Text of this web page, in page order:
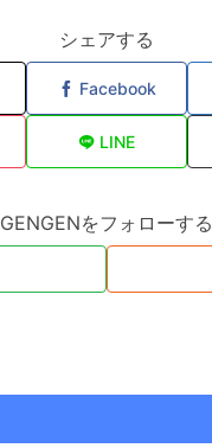
シェアする
Facebook
LINE
GENGENをフォローする